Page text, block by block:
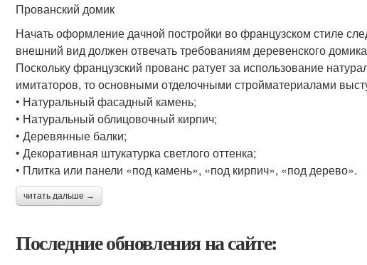
Прованский домик
Начать оформление дачной постройки во французском стиле
внешний вид должен отвечать требованиям деревенского
Поскольку французский прованс ратует за использование
имитаторов, то основными отделочными стройматериалами
• Натуральный фасадный камень;
• Натуральный облицовочный кирпич;
• Деревянные балки;
• Декоративная штукатурка светлого оттенка;
• Плитка или панели «под камень», «под кирпич», «под дерево».
читать дальше →
Последние обновления на сайте: